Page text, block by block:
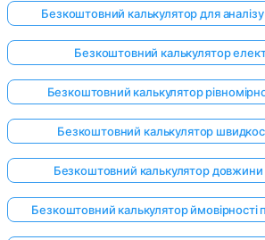
Безкоштовний калькулятор для
Безкоштовний калькулятор
Безкоштовний калькулятор
Безкоштовний калькулятор
Безкоштовний калькулятор довжини
Безкоштовний калькулятор ймовірності